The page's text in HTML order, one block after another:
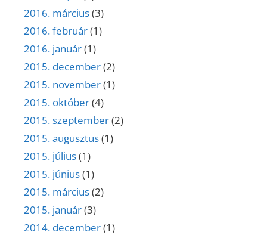
2016. március(3)
2016. február(1)
2016. január(1)
2015. december(2)
2015. november(1)
2015. október(4)
2015. szeptember(2)
2015. augusztus(1)
2015. július(1)
2015. június(1)
2015. március(2)
2015. január(3)
2014. december(1)